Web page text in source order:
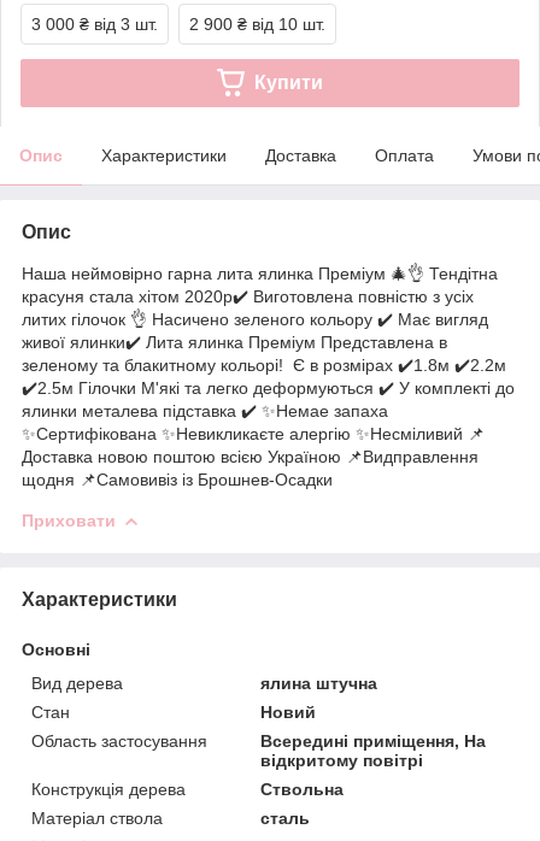
3 000 ₴ від 3 шт. 2 900 ₴ від 10 шт.
Купити
Опис Характеристики Доставка Оплата Умови
Опис
Наша неймовірно гарна лита ялинка Преміум 🎄👌 Тендітна
красуня стала хітом 2020р✔️ Виготовлена повністю з усіх
литих гілочок 👌 Насичено зеленого кольору ✔️ Має вигляд
живої ялинки✔️ Лита ялинка Преміум Представлена в
зеленому та блакитному кольорі! ️ Є в розмірах ✔️1.8м ✔️2.2м
✔️2.5м Гілочки М'які та легко деформуються ✔️ У комплекті до
ялинки металева підставка ✔️ ✨Немае запаха
✨Сертифікована ✨Невикликаєте алергію ✨Несміливий 📌
Доставка новою поштою всією Україною 📌Видправлення
щодня 📌Самовивіз із Брошнев-Осадки
Приховати
Характеристики
Основні
Вид дерева
ялина штучна
Стан
Новий
Область застосування
Всередині приміщення, На
відкритому повітрі
Конструкція дерева
Ствольна
Матеріал ствола
сталь